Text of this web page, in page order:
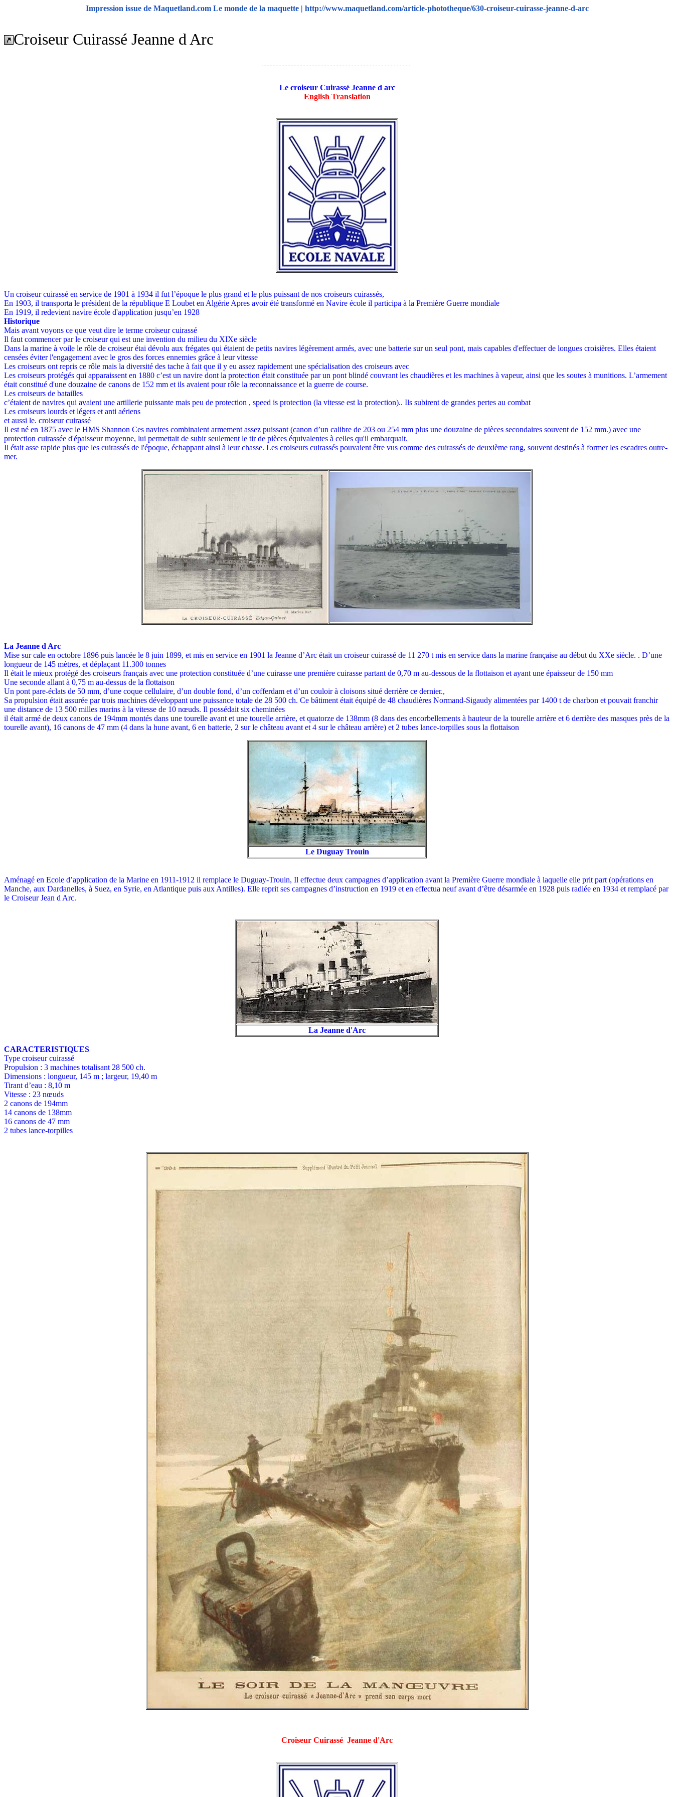
Impression issue de Maquetland.com Le monde de la maquette | http://www.maquetland.com/article-phototheque/630-croiseur-cuirasse-jeanne-d-arc
Croiseur Cuirassé Jeanne d Arc
Le croiseur Cuirassé Jeanne d arc
English Translation
Un croiseur cuirassé en service de 1901 à 1934 il fut l’époque le plus grand et le plus puissant de nos croiseurs cuirassés,
En 1903, il transporta le président de la république E Loubet en Algérie Apres avoir été transformé en Navire école il participa à la Première Guerre mondiale
En 1919, il redevient navire école d'application jusqu’en 1928
Historique
Mais avant voyons ce que veut dire le terme croiseur cuirassé
Il faut commencer par le croiseur qui est une invention du milieu du XIXe siècle
Dans la marine à voile le rôle de croiseur étai dévolu aux frégates qui étaient de petits navires légèrement armés, avec une batterie sur un seul pont, mais capables d'effectuer de longues croisières. Elles étaient
censées éviter l'engagement avec le gros des forces ennemies grâce à leur vitesse
Les croiseurs ont repris ce rôle mais la diversité des tache à fait que il y eu assez rapidement une spécialisation des croiseurs avec
Les croiseurs protégés qui apparaissent en 1880 c’est un navire dont la protection était constituée par un pont blindé couvrant les chaudières et les machines à vapeur, ainsi que les soutes à munitions. L’armement
était constitué d'une douzaine de canons de 152 mm et ils avaient pour rôle la reconnaissance et la guerre de course.
Les croiseurs de batailles
c’étaient de navires qui avaient une artillerie puissante mais peu de protection , speed is protection (la vitesse est la protection).. Ils subirent de grandes pertes au combat
Les croiseurs lourds et légers et anti aériens
et aussi le. croiseur cuirassé
Il est né en 1875 avec le HMS Shannon Ces navires combinaient armement assez puissant (canon d’un calibre de 203 ou 254 mm plus une douzaine de pièces secondaires souvent de 152 mm.) avec une
protection cuirassée d'épaisseur moyenne, lui permettait de subir seulement le tir de pièces équivalentes à celles qu'il embarquait.
Il était asse rapide plus que les cuirassés de l'époque, échappant ainsi à leur chasse. Les croiseurs cuirassés pouvaient être vus comme des cuirassés de deuxième rang, souvent destinés à former les escadres outre-
mer.
La Jeanne d Arc
Mise sur cale en octobre 1896 puis lancée le 8 juin 1899, et mis en service en 1901 la Jeanne d’Arc était un croiseur cuirassé de 11 270 t mis en service dans la marine française au début du XXe siècle. . D’une
longueur de 145 mètres, et déplaçant 11.300 tonnes
Il était le mieux protégé des croiseurs français avec une protection constituée d’une cuirasse une première cuirasse partant de 0,70 m au-dessous de la flottaison et ayant une épaisseur de 150 mm
Une seconde allant à 0,75 m au-dessus de la flottaison
Un pont pare-éclats de 50 mm, d’une coque cellulaire, d’un double fond, d’un cofferdam et d’un couloir à cloisons situé derrière ce dernier.,
Sa propulsion était assurée par trois machines développant une puissance totale de 28 500 ch. Ce bâtiment était équipé de 48 chaudières Normand-Sigaudy alimentées par 1400 t de charbon et pouvait franchir
une distance de 13 500 milles marins à la vitesse de 10 nœuds. Il possédait six cheminées
il était armé de deux canons de 194mm montés dans une tourelle avant et une tourelle arrière, et quatorze de 138mm (8 dans des encorbellements à hauteur de la tourelle arrière et 6 derrière des masques près de la
tourelle avant), 16 canons de 47 mm (4 dans la hune avant, 6 en batterie, 2 sur le château avant et 4 sur le château arrière) et 2 tubes lance-torpilles sous la flottaison
Le Duguay Trouin
Aménagé en Ecole d’application de la Marine en 1911-1912 il remplace le Duguay-Trouin, Il effectue deux campagnes d’application avant la Première Guerre mondiale à laquelle elle prit part (opérations en
Manche, aux Dardanelles, à Suez, en Syrie, en Atlantique puis aux Antilles). Elle reprit ses campagnes d’instruction en 1919 et en effectua neuf avant d’être désarmée en 1928 puis radiée en 1934 et remplacé par
le Croiseur Jean d Arc.
La Jeanne d'Arc
CARACTERISTIQUES
Type croiseur cuirassé
Propulsion : 3 machines totalisant 28 500 ch.
Dimensions : longueur, 145 m ; largeur, 19,40 m
Tirant d’eau : 8,10 m
Vitesse : 23 nœuds
2 canons de 194mm
14 canons de 138mm
16 canons de 47 mm
2 tubes lance-torpilles
Croiseur Cuirassé Jeanne d'Arc